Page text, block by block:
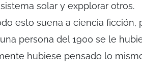
solar y expplorar otros.
esto suena a ciencia ficción,
persona del 1900 se le
hubiese pensado lo